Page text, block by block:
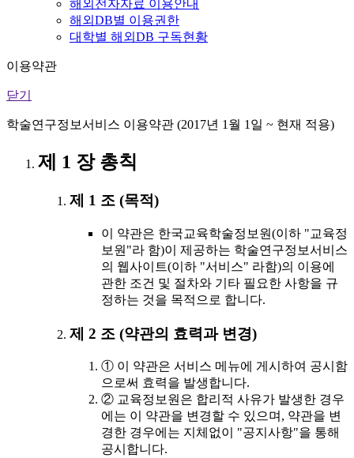
해외전자자료 이용안내
해외DB별 이용권한
대학별 해외DB 구독현황
이용약관
닫기
학술연구정보서비스 이용약관 (2017년 1월 1일 ~ 현재 적용)
제 1 장 총칙
제 1 조 (목적)
이 약관은 한국교육학술정보원(이하 "교육정
보원"라 함)이 제공하는 학술연구정보서비스
의 웹사이트(이하 "서비스" 라함)의 이용에
관한 조건 및 절차와 기타 필요한 사항을 규
정하는 것을 목적으로 합니다.
제 2 조 (약관의 효력과 변경)
① 이 약관은 서비스 메뉴에 게시하여 공시함
으로써 효력을 발생합니다.
② 교육정보원은 합리적 사유가 발생한 경우
에는 이 약관을 변경할 수 있으며, 약관을 변
경한 경우에는 지체없이 "공지사항"을 통해
공시합니다.